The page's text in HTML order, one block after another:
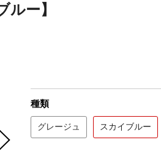
ー】
種類
グレージュ スカイブルー